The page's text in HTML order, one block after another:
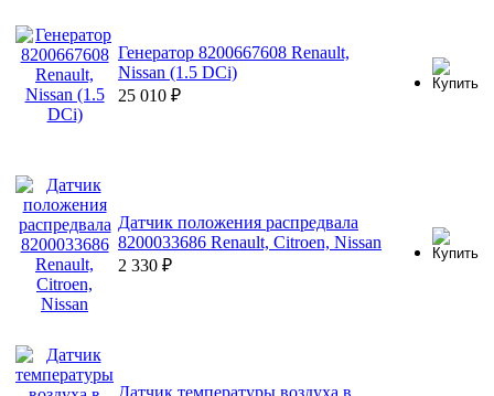
Генератор 8200667608 Renault,
Nissan (1.5 DCi)
25 010 ₽
Датчик положения распредвала
8200033686 Renault, Citroen, Nissan
2 330 ₽